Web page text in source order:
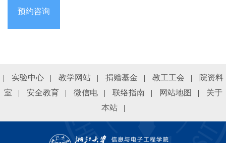
预约咨询
| 实验中心 | 教学网站 | 捐赠基金 | 教工工会 |
院资料
室
| 安全教育 | 微信电 | 联络指南 | 网站地图 |
关于
本站
|